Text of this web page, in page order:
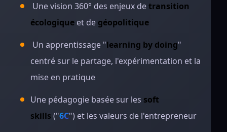
Une vision 360° des enjeux detransition
écologique et de géopolitique
Un apprentissage "learning by doing"
centré sur le partage, l'expérimentation et la
mise en pratique
Une pédagogie basée sur les soft
skills ("6C") et les valeurs de l'entrepreneur